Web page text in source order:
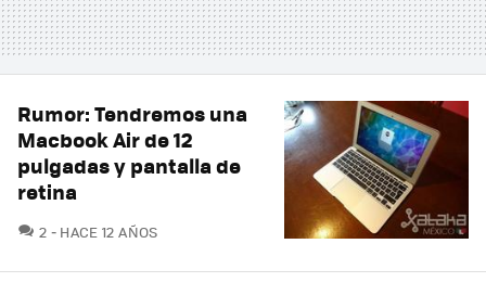
Rumor: Tendremos una
Macbook Air de 12
pulgadas y pantalla de
retina
2 COMENTARIOS
HACE 12 AÑOS